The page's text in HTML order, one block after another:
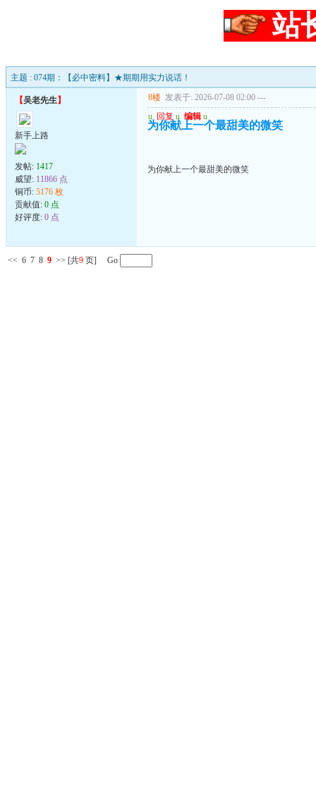
站
主题 : 074期：【必中密料】★期期用实力说话！
【吴老先生】
新手上路
发帖: 1417
威望: 11866 点
铜币: 5176 枚
贡献值: 0 点
好评度: 0 点
8楼 发表于: 2026-07-08 02:00 ---
u 回复 u 编辑 u
为你献上一个最甜美的微笑
为你献上一个最甜美的微笑
<< 6 7 8 9 >> [共9 页] Go